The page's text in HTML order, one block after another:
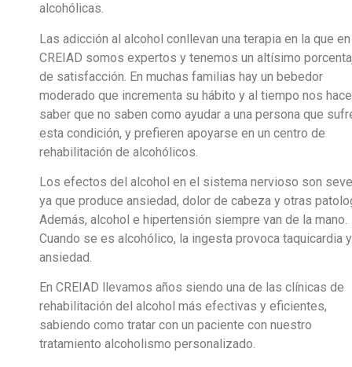
alcohólicas.
Las adicción al alcohol conllevan una terapia en la que en
CREIAD somos expertos y tenemos un altísimo
de satisfacción. En muchas familias hay un bebedor
moderado que incrementa su hábito y al tiempo nos
saber que no saben como ayudar a una persona que
esta condición, y prefieren apoyarse en un centro de
rehabilitación de alcohólicos.
Los efectos del alcohol en el sistema nervioso son
ya que produce ansiedad, dolor de cabeza y otras
Además, alcohol e hipertensión siempre van de la mano.
Cuando se es alcohólico, la ingesta provoca taquicardia y
ansiedad.
En CREIAD llevamos años siendo una de las clínicas de
rehabilitación del alcohol más efectivas y eficientes,
sabiendo como tratar con un paciente con nuestro
tratamiento alcoholismo personalizado.